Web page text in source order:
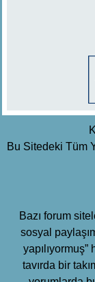
Bu Sitedeki Tüm
Bazı forum
sosyal
tavırda bir